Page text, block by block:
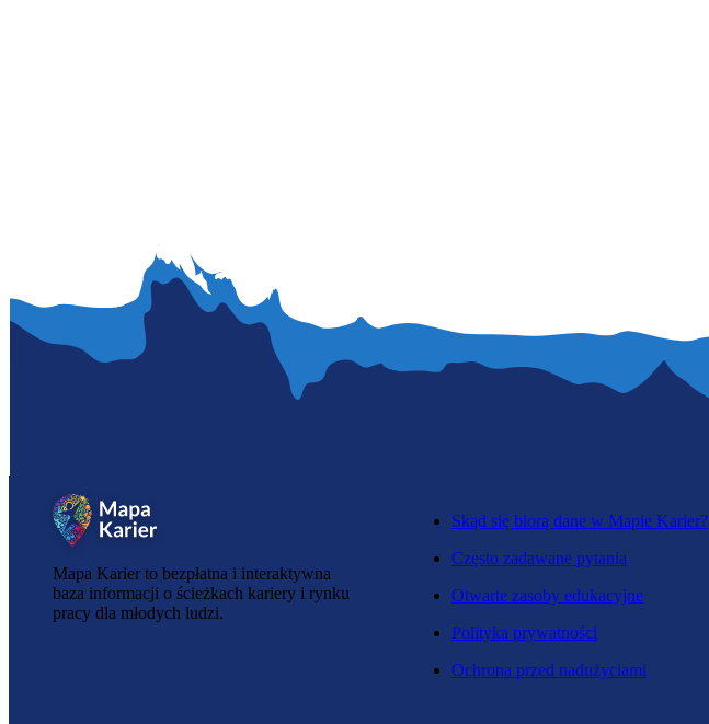
Mapa Karier to bezpłatna i interaktywna
baza informacji o ścieżkach kariery i rynku
pracy dla młodych ludzi.
Skąd się biorą dane w Mapie Karier?
Często zadawane pytania
Otwarte zasoby edukacyjne
Polityka prywatności
Ochrona przed nadużyciami